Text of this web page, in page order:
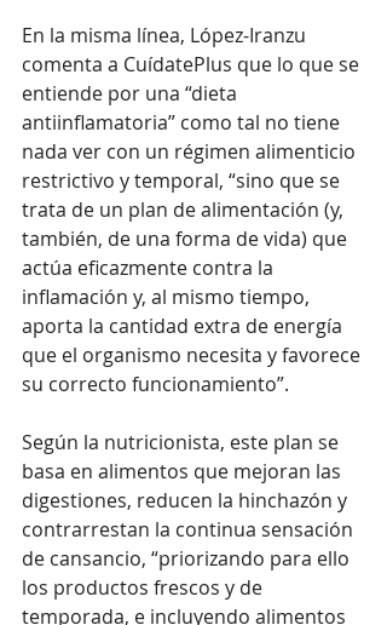
En la misma línea, López-Iranzu
comenta a CuídatePlus que lo que se
entiende por una “dieta
antiinflamatoria” como tal no tiene
nada ver con un régimen alimenticio
restrictivo y temporal, “sino que se
trata de un plan de alimentación (y,
también, de una forma de vida) que
actúa eficazmente contra la
inflamación y, al mismo tiempo,
aporta la cantidad extra de energía
que el organismo necesita y favorece
su correcto funcionamiento”.
Según la nutricionista, este plan se
basa en alimentos que mejoran las
digestiones, reducen la hinchazón y
contrarrestan la continua sensación
de cansancio, “priorizando para ello
los productos frescos y de
temporada, e incluyendo alimentos